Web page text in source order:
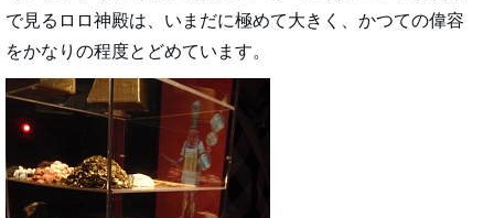
で見るロロ神殿は、いまだに極めて大きく、かつての偉容
をかなりの程度とどめています。